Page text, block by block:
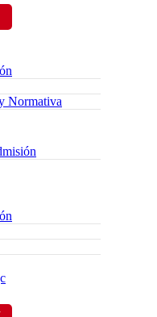
Normativa